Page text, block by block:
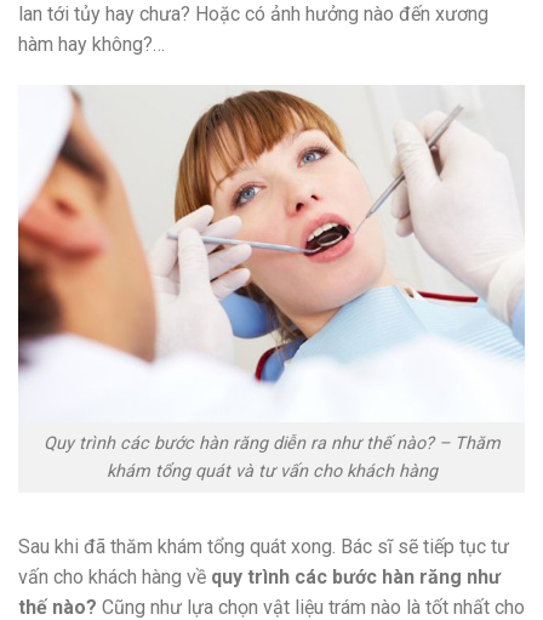
lan tới tủy hay chưa? Hoặc có ảnh hưởng nào đến xương
hàm hay không?…
Quy trình các bước hàn răng diễn ra như thế nào? – Thăm
khám tổng quát và tư vấn cho khách hàng
Sau khi đã thăm khám tổng quát xong. Bác sĩ sẽ tiếp tục tư
vấn cho khách hàng về quy trình các bước hàn răng như
thế nào? Cũng như lựa chọn vật liệu trám nào là tốt nhất cho